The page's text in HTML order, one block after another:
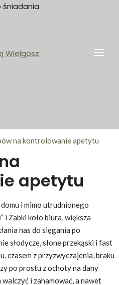
na kontrolowanie apetytu
apetytu
i mimo utrudnionego
i Żabki koło biura, większa
nas do sięgania po
słodycze, słone przekąski i fast
czasem z przyzwyczajenia, braku
po prostu z ochoty na dany
i zahamować, a nawet